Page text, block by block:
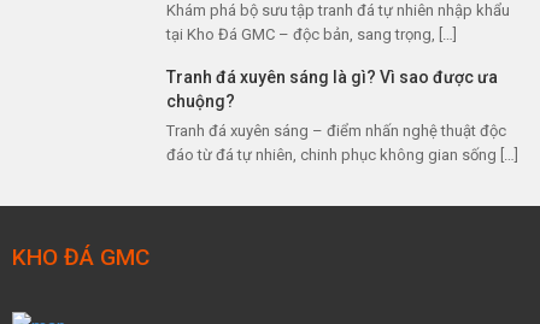
Khám phá bộ sưu tập tranh đá tự nhiên nhập khẩu
tại Kho Đá GMC – độc bản, sang trọng, […]
Tranh đá xuyên sáng là gì? Vì sao được ưa
chuộng?
Tranh đá xuyên sáng – điểm nhấn nghệ thuật độc
đáo từ đá tự nhiên, chinh phục không gian sống […]
KHO ĐÁ GMC